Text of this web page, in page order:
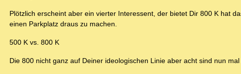
Plötzlich erscheint aber ein vierter Interessent, der bietet Dir 800 K hat
einen Parkplatz draus zu machen.
500 K vs. 800 K
Die 800 nicht ganz auf Deiner ideologischen Linie aber acht sind nun